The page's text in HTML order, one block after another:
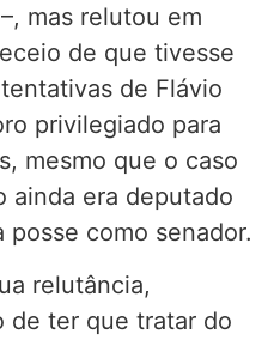
mas relutou em
de que tivesse
de Flávio
privilegiado para
mesmo que o caso
ainda era deputado
como senador.
relutância,
de ter que tratar do